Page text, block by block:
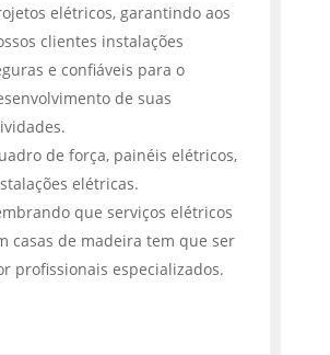
elétricos, garantindo aos
clientes instalações
e confiáveis para o
de suas
de força, painéis elétricos,
elétricas.
que serviços elétricos
casas de madeira tem que ser
profissionais especializados.